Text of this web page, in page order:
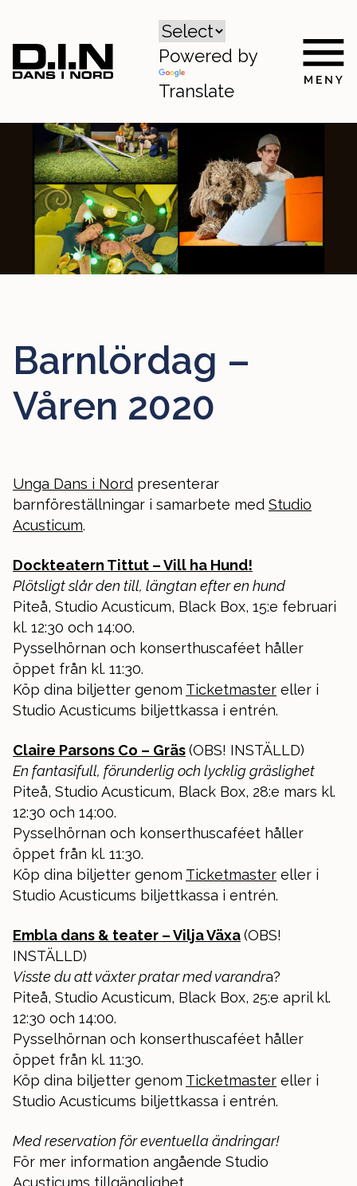
Powered by
Translate
Barnlördag –
Våren 2020
Unga Dans i Nord presenterar
barnföreställningar i samarbete med Studio
Acusticum.
Dockteatern Tittut – Vill ha Hund!
Plötsligt slår den till, längtan efter en hund
Piteå, Studio Acusticum, Black Box, 15:e februari
kl. 12:30 och 14:00.
Pysselhörnan och konserthuscaféet håller
öppet från kl. 11:30.
Köp dina biljetter genom Ticketmaster eller i
Studio Acusticums biljettkassa i entrén.
Claire Parsons Co – Gräs(OBS! INSTÄLLD)
En fantasifull, förunderlig och lycklig gräslighet
Piteå, Studio Acusticum, Black Box, 28:e mars kl.
12:30 och 14:00.
Pysselhörnan och konserthuscaféet håller
öppet från kl. 11:30.
Köp dina biljetter genom Ticketmaster eller i
Studio Acusticums biljettkassa i entrén.
Embla dans & teater – Vilja Växa(OBS!
INSTÄLLD)
Visste du att växter pratar med varandra?
Piteå, Studio Acusticum, Black Box, 25:e april kl.
12:30 och 14:00.
Pysselhörnan och konserthuscaféet håller
öppet från kl. 11:30.
Köp dina biljetter genom Ticketmaster eller i
Studio Acusticums biljettkassa i entrén.
Med reservation för eventuella ändringar!
För mer information angående Studio
Acusticums tillgänglighet.